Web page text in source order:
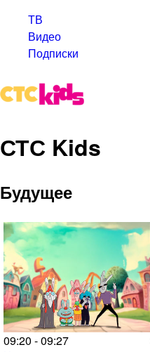
ТВ
Видео
Подписки
СТС Kids
Будущее
09:20 - 09:27